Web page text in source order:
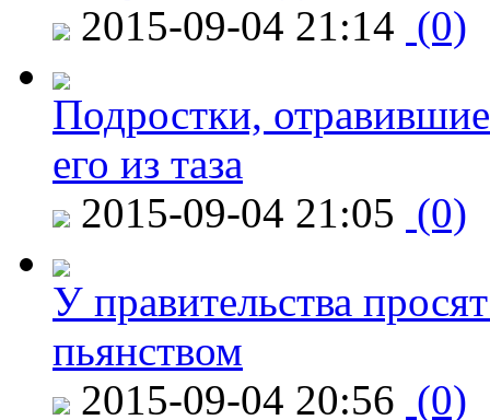
2015-09-04 21:14 (0)
Подростки,
его из таза
2015-09-04 21:05 (0)
У правительства
пьянством
2015-09-04 20:56 (0)